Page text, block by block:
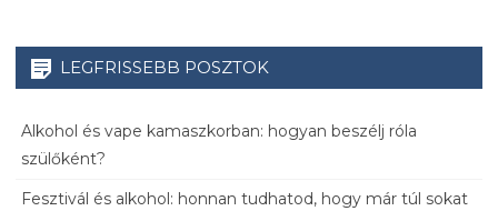
LEGFRISSEBB POSZTOK
Alkohol és vape kamaszkorban: hogyan beszélj róla
szülőként?
Fesztivál és alkohol: honnan tudhatod, hogy már túl sokat